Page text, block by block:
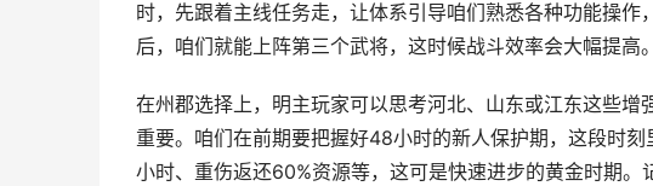
时，先跟着主线任务走，让体系引导咱们熟悉各种功能操
后，咱们就能上阵第三个武将，这时候战斗效率会大幅提高。
在州郡选择上，明主玩家可以思考河北、山东或江东这些
重要。咱们在前期要把握好48小时的新人保护期，这段时
小时、重伤返还60%资源等，这可是快速进步的黄金时期